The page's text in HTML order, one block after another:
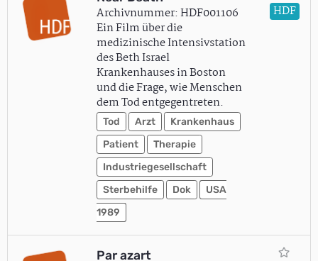
Archivnummer: HDF001106
Ein Film über die
medizinische Intensivstation
des Beth Israel
Krankenhauses in Boston
und die Frage, wie Menschen
dem Tod entgegentreten.
Tod Arzt
Krankenhaus
Patient
Therapie
Industriegesellschaft
Sterbehilfe
Dok
USA
1989
HDF
Par azart